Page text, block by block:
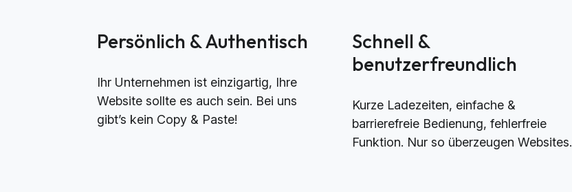
Persönlich & Authentisch
Ihr Unternehmen ist einzigartig, Ihre
Website sollte es auch sein. Bei uns
gibt’s kein Copy & Paste!
Schnell &
benutzerfreundlich
Kurze Ladezeiten, einfache &
barrierefreie Bedienung, fehlerfreie
Funktion. Nur so überzeugen Websites.